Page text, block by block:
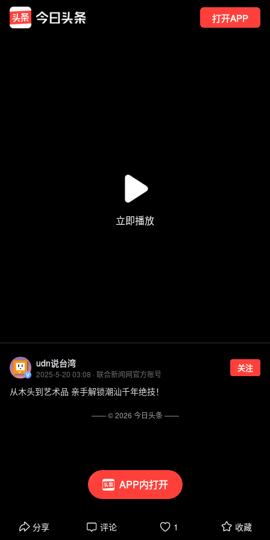
打开APP
APP内打开
udn说台湾
2025-5-20 03:08 · 联合新闻网官方账号
关注
从木头到艺术品 亲手解锁潮汕千年绝技！
分享 评论 1 收藏
—— ©2026 今日头条——